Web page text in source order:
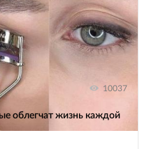
10037
облегчат жизнь каждой